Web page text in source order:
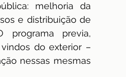
melhoria da
e distribuição de
programa previa,
do exterior –
nessas mesmas